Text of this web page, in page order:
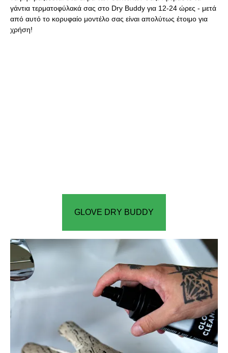
γάντια τερματοφύλακά σας στο Dry Buddy για 12-24 ώρες - μετά
από αυτό το κορυφαίο μοντέλο σας είναι απολύτως έτοιμο για
χρήση!
GLOVE DRY BUDDY